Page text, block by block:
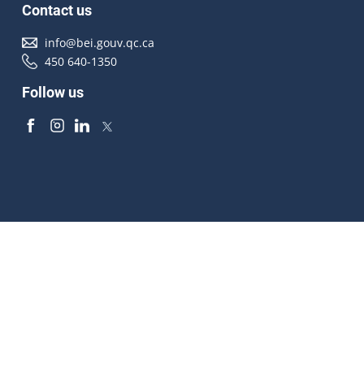
Contact us
info@bei.gouv.qc.ca
450 640-1350
Follow us